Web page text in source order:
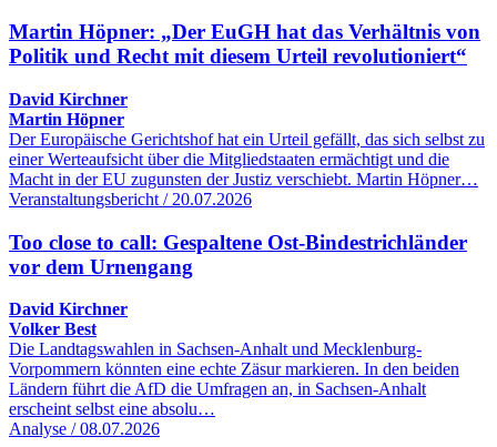
Martin Höpner: „Der EuGH hat das Verhältnis von
Politik und Recht mit diesem Urteil revolutioniert“
David Kirchner
Martin Höpner
Der Europäische Gerichtshof hat ein Urteil gefällt, das sich selbst zu
einer Werteaufsicht über die Mitgliedstaaten ermächtigt und die
Macht in der EU zugunsten der Justiz verschiebt. Martin Höpner…
Veranstaltungsbericht / 20.07.2026
Too close to call: Gespaltene Ost-Bindestrichländer
vor dem Urnengang
David Kirchner
Volker Best
Die Landtagswahlen in Sachsen-Anhalt und Mecklenburg-
Vorpommern könnten eine echte Zäsur markieren. In den beiden
Ländern führt die AfD die Umfragen an, in Sachsen-Anhalt
erscheint selbst eine absolu…
Analyse / 08.07.2026